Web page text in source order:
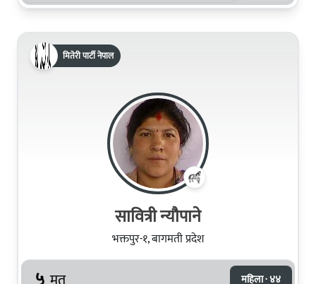
मितेरी पार्टी नेपाल
सावित्री न्यौपाने
भक्तपुर-१, बागमती प्रदेश
महिला · ४४